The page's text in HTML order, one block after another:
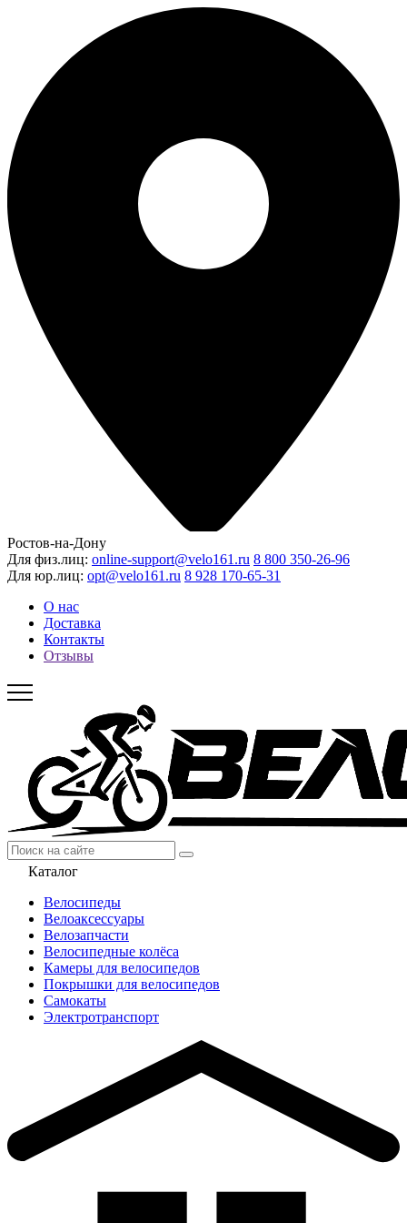
Ростов-на-Дону
Для физ.лиц: online-support@velo161.ru 8 800 350-26-96
Для юр.лиц: opt@velo161.ru 8 928 170-65-31
О нас
Доставка
Контакты
Отзывы
Каталог
Велосипеды
Велоаксессуары
Велозапчасти
Велосипедные колёса
Камеры для велосипедов
Покрышки для велосипедов
Самокаты
Электротранспорт